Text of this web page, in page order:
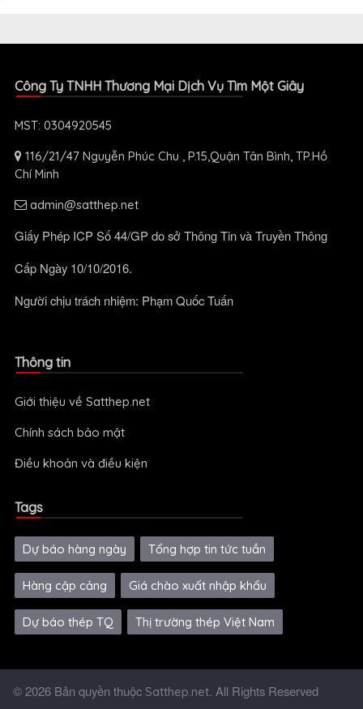
Công Ty TNHH Thương Mại Dịch Vụ Tìm Một Giây
MST: 0304920545
116/21/47 Nguyễn Phúc Chu , P.15,Quận Tân Bình, TP.Hồ
Chí Minh
admin@satthep.net
Giấy Phép ICP Số 44/GP do sở Thông Tin và Truyền Thông
Cấp Ngày 10/10/2016.
Người chịu trách nhiệm: Phạm Quốc Tuấn
Thông tin
Giới thiệu về Satthep.net
Chính sách bảo mật
Điều khoản và điều kiện
Tags
Dự báo hàng ngày Tổng hợp tin tức tuần
Hàng cập cảng Giá chào xuất nhập khẩu
Dự báo thép TQ Thị trường thép Việt Nam
© 2026 Bản quyền thuộc Satthep.net. All Rights Reserved